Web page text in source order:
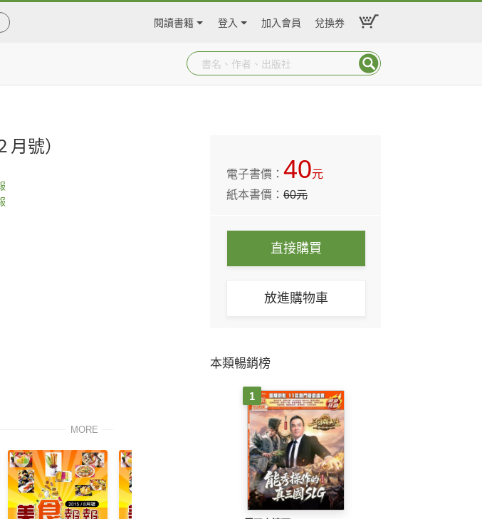
閱讀書籍 登入 加入會員 兌換券
號）
MORE
電子書價：40元
紙本書價：60元
直接購買
放進購物車
本類暢銷榜
1